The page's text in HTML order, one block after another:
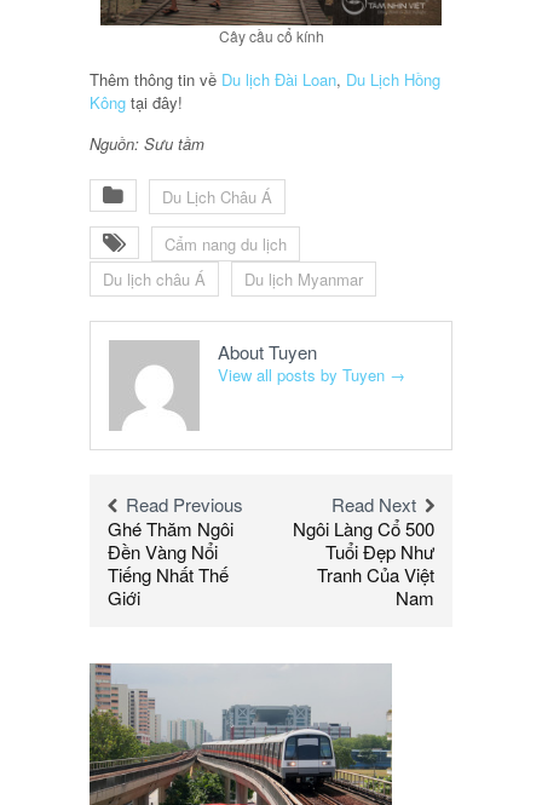
Cây cầu cổ kính
Thêm thông tin về Du lịch Đài Loan, Du Lịch Hồng
Kông tại đây!
Nguồn: Sưu tầm
Du Lịch Châu Á
Cẩm nang du lịch
Du lịch châu Á
Du lịch Myanmar
About Tuyen
View all posts by Tuyen →
Read Previous
Ghé Thăm Ngôi
Đền Vàng Nổi
Tiếng Nhất Thế
Giới
Read Next
Ngôi Làng Cổ 500
Tuổi Đẹp Như
Tranh Của Việt
Nam